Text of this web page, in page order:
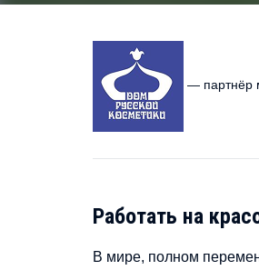
— партнёр
Работать на
В мире, полном